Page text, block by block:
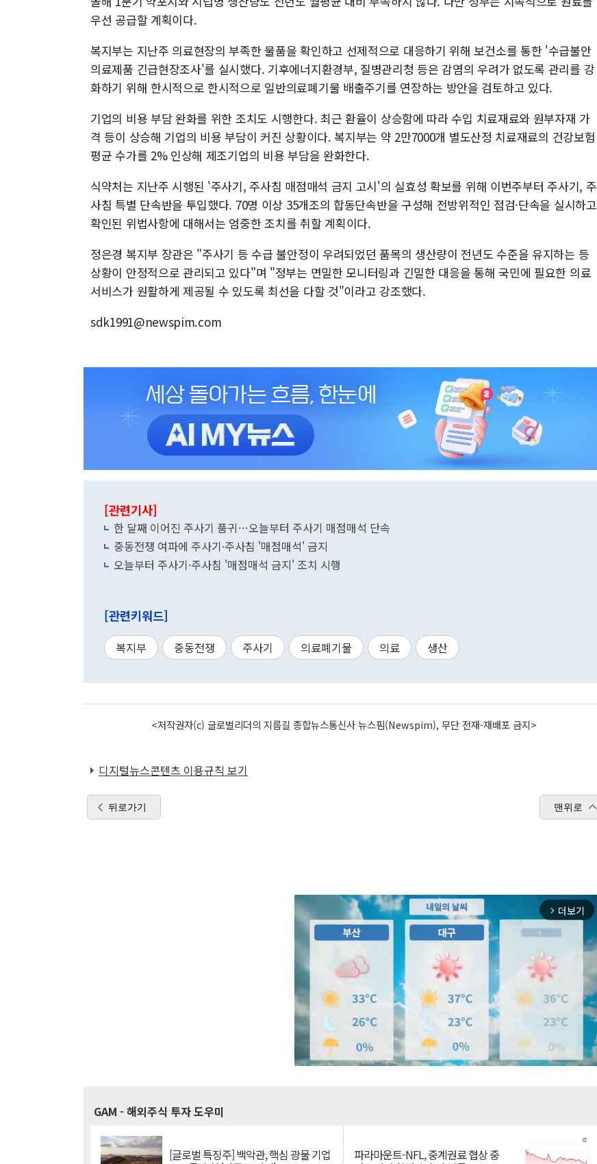
우선 공급할 계획이다.
복지부는 지난주 의료현장의 부족한 물품을 확인하고 선제적으로 대응하기 위해 보건소를 통한 '수급불안
의료제품 긴급현장조사'를 실시했다. 기후에너지환경부, 질병관리청 등은 감염의 우려가 없도록 관리를 강
화하기 위해 한시적으로 한시적으로 일반의료폐기물 배출주기를 연장하는 방안을 검토하고 있다.
기업의 비용 부담 완화를 위한 조치도 시행한다. 최근 환율이 상승함에 따라 수입 치료재료와 원부자재 가
격 등이 상승해 기업의 비용 부담이 커진 상황이다. 복지부는 약 2만7000개 별도산정 치료재료의 건강보험
평균 수가를 2% 인상해 제조기업의 비용 부담을 완화한다.
식약처는 지난주 시행된 '주사기, 주사침 매점매석 금지 고시'의 실효성 확보를 위해 이번주부터 주사기, 주
사침 특별 단속반을 투입했다. 70명 이상 35개조의 합동단속반을 구성해 전방위적인 점검·단속을 실시하고
확인된 위법사항에 대해서는 엄중한 조치를 취할 계획이다.
정은경 복지부 장관은 "주사기 등 수급 불안정이 우려되었던 품목의 생산량이 전년도 수준을 유지하는 등
상황이 안정적으로 관리되고 있다"며 "정부는 면밀한 모니터링과 긴밀한 대응을 통해 국민에 필요한 의료
서비스가 원활하게 제공될 수 있도록 최선을 다할 것"이라고 강조했다.
sdk1991@newspim.com
[관련기사]
한 달째 이어진 주사기 품귀…오늘부터 주사기 매점매석 단속
중동전쟁 여파에 주사기·주사침 '매점매석' 금지
오늘부터 주사기·주사침 '매점매석 금지' 조치 시행
[관련키워드]
복지부 중동전쟁 주사기 의료폐기물 의료 생산
<저작권자(c) 글로벌리더의 지름길 종합뉴스통신사 뉴스핌(Newspim), 무단 전재-재배포 금지>
디지털뉴스콘텐츠 이용규칙 보기
뒤로가기 맨위로
arrow_forward_ios 더보기
GAM - 해외주식 투자 도우미
[글로벌 특징주] 백악관, 핵심 광물 기업 파라마운트-NFL, 중계권료 협상 중